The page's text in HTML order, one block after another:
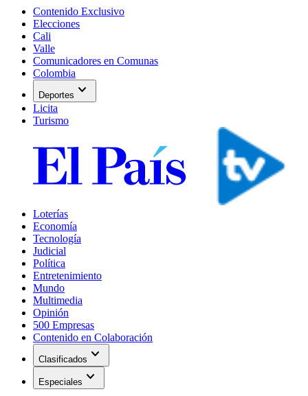
Contenido Exclusivo
Elecciones
Cali
Valle
Comunicadores en Comunas
Colombia
Deportes expand_more
Licita
Turismo
Loterías
Economía
Tecnología
Judicial
Política
Entretenimiento
Mundo
Multimedia
Opinión
500 Empresas
Contenido en Colaboración
Clasificados expand_more
Especiales expand_more